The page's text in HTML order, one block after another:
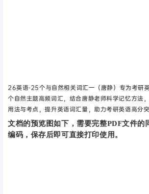
26英语-25个与自然相关词汇一（唐静）专为考研
个自然主题高频词汇，结合唐静老师科学记忆方法
用法与考点，提升英语词汇量，助力考研英语高分突
文档的预览图如下，需要完整PDF文件的
编码，保存后即可直接打印使用。